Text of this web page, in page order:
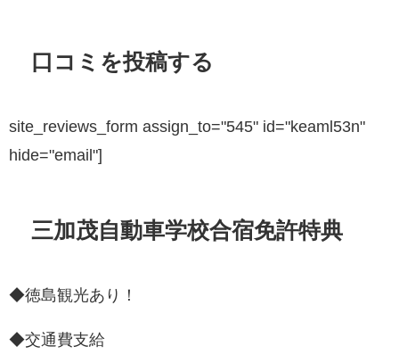
口コミを投稿する
site_reviews_form assign_to="545" id="keaml53n"
hide="email"]
三加茂自動車学校合宿免許特典
◆徳島観光あり！
◆交通費支給